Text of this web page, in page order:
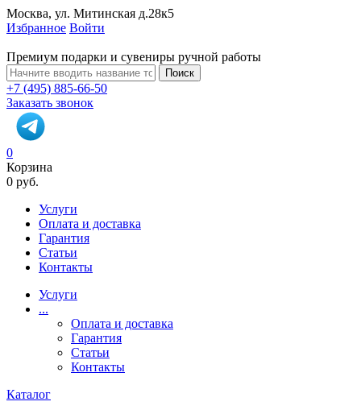
Москва, ул. Митинская д.28к5
Избранное Войти
Премиум подарки и сувениры ручной работы
Поиск
+7 (495) 885-66-50
Заказать звонок
0
Корзина
0 руб.
Услуги
Оплата и доставка
Гарантия
Статьи
Контакты
Услуги
...
Оплата и доставка
Гарантия
Статьи
Контакты
Каталог